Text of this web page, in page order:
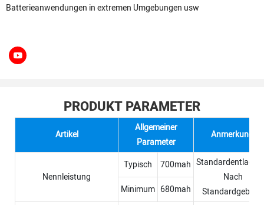
Batterieanwendungen in extremen Umgebungen usw
PRODUKT PARAMETER
Artikel
Allgemeiner
Parameter
Anmerkung
Nennleistung
Typisch 700mah
Nach
Standardgebühr
Minimum 680mah